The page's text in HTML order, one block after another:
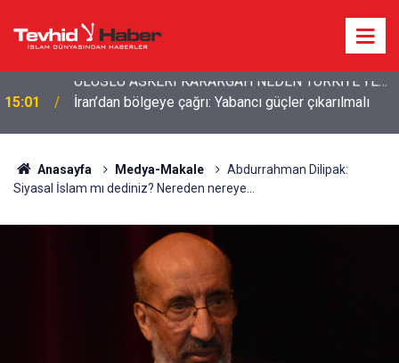
15:01 İran’dan bölgeye çağrı: Yabancı güçler çıkarılmalı
Anasayfa Medya-Makale
Abdurrahman Dilipak:
Siyasal İslam mı dediniz? Nereden nereye...